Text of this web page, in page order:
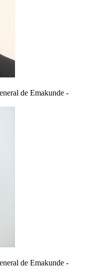
de Emakunde -
de Emakunde -